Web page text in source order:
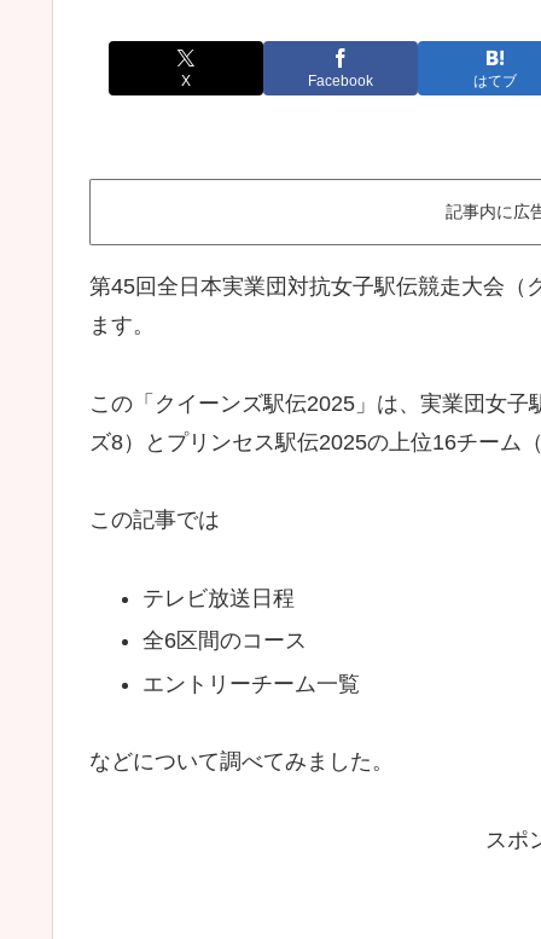
X Facebook はてブ
記事内に広
第45回全日本実業団対抗女子駅伝競走大会
ます。
この「クイーンズ駅伝2025」は、実業団女
ズ8）とプリンセス駅伝2025の上位16チーム
この記事では
テレビ放送日程
全6区間のコース
エントリーチーム一覧
などについて調べてみました。
スポ